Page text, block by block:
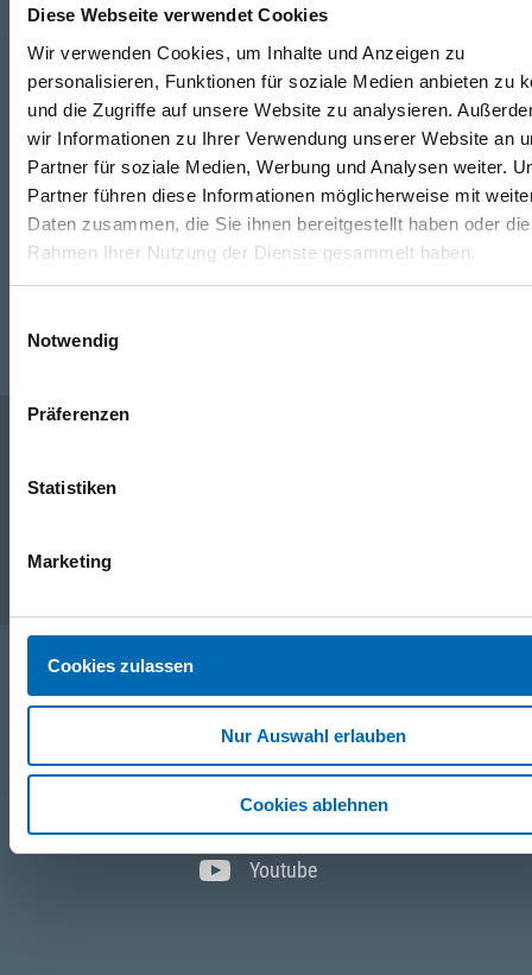
Diese Webseite verwendet Cookies
Wir verwenden Cookies, um Inhalte und Anzeigen zu
personalisieren, Funktionen für soziale Medien anbieten zu
und die Zugriffe auf unsere Website zu analysieren.
wir Informationen zu Ihrer Verwendung unserer Website an
Partner für soziale Medien, Werbung und Analysen weiter.
Partner führen diese Informationen möglicherweise mit
Daten zusammen, die Sie ihnen bereitgestellt haben oder
Rahmen Ihrer Nutzung der Dienste gesammelt haben.
Notwendig
Präferenzen
Statistiken
Marketing
Cookies zulassen
Nur Auswahl erlauben
Cookies ablehnen
Telefon
+49 871 973 899
WhatsApp
+49 (0)151 172 082 54
Folgen Sie uns
Facebook
Instagram
Youtube